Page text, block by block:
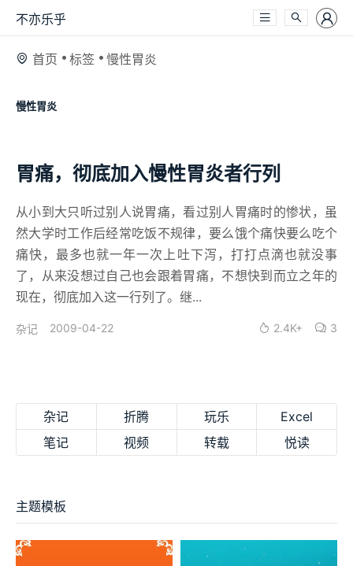
不亦乐乎
首页 标签 慢性胃炎
慢性胃炎
胃痛，彻底加入慢性胃炎者行列
从小到大只听过别人说胃痛，看过别人胃痛时的惨状，虽
然大学时工作后经常吃饭不规律，要么饿个痛快要么吃个
痛快，最多也就一年一次上吐下泻，打打点滴也就没事
了，从来没想过自己也会跟着胃痛，不想快到而立之年的
现在，彻底加入这一行列了。继...
杂记 2009-04-22 2.4K+ 3
杂记 折腾 玩乐
Excel
笔记
视频 转载 悦读
主题模板